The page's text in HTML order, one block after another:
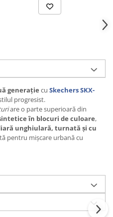
generație cu Skechers SKX-
progresist.
are o parte superioară din
în blocuri de culoare,
unghiulară, turnată și cu
pentru mișcare urbană cu